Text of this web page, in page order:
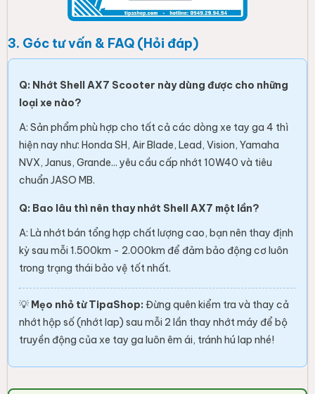
3. Góc tư vấn & FAQ (Hỏi đáp)
Q: Nhớt Shell AX7 Scooter này dùng được cho những
loại xe nào?
A: Sản phẩm phù hợp cho tất cả các dòng xe tay ga 4 thì
hiện nay như: Honda SH, Air Blade, Lead, Vision, Yamaha
NVX, Janus, Grande... yêu cầu cấp nhớt 10W40 và tiêu
chuẩn JASO MB.
Q: Bao lâu thì nên thay nhớt Shell AX7 một lần?
A: Là nhớt bán tổng hợp chất lượng cao, bạn nên thay định
kỳ sau mỗi 1.500km - 2.000km để đảm bảo động cơ luôn
trong trạng thái bảo vệ tốt nhất.
💡 Mẹo nhỏ từ TipaShop: Đừng quên kiểm tra và thay cả
nhớt hộp số (nhớt lap) sau mỗi 2 lần thay nhớt máy để bộ
truyền động của xe tay ga luôn êm ái, tránh hú lap nhé!